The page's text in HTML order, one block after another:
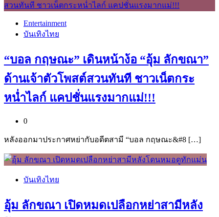
Entertainment
บันเทิงไทย
“บอล กฤษณะ” เดินหน้าง้อ “อุ้ม ลักขณา”
ด้านเจ้าตัวโพสต์สวนทันที ชาวเน็ตกระ
หน่ำไลก์ แคปชั่นแรงมากแม่!!!
0
หลังออกมาประกาศหย่ากับอดีตสามี “บอล กฤษณะ&#8 […]
บันเทิงไทย
อุ้ม ลักขณา เปิดหมดเปลือกหย่าสามีหลัง